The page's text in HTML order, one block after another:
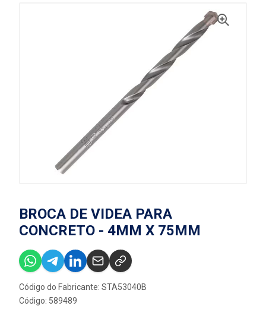
BROCA DE VIDEA PARA
CONCRETO - 4MM X 75MM
Código do Fabricante: STA53040B
Código: 589489